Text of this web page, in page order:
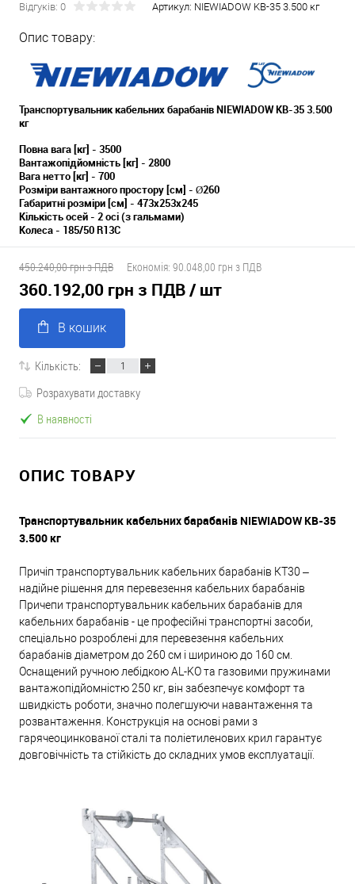
Відгуків: 0 Артикул: NIEWIADOW KB-35 3.500 кг
Опис товару:
Транспортувальник кабельних барабанів NIEWIADOW KB-35 3.500
кг
Повна вага [кг] - 3500
Вантажопідйомність [кг] - 2800
Вага нетто [кг] - 700
Розміри вантажного простору [см] - Ø260
Габаритні розміри [см] - 473x253x245
Кількість осей - 2 осі (з гальмами)
Колеса - 185/50 R13C
450.240,00 грн з ПДВ Економія: 90.048,00 грн з ПДВ
360.192,00 грн з ПДВ/ шт
В кошик
Кількість:
Розрахувати доставку
В наявності
ОПИС ТОВАРУ
Транспортувальник кабельних барабанів NIEWIADOW KB-35
3.500 кг
Причіп транспортувальник кабельних барабанів КТ30 –
надійне рішення для перевезення кабельних барабанів
Причепи транспортувальник кабельних барабанів для
кабельних барабанів - це професійні транспортні засоби,
спеціально розроблені для перевезення кабельних
барабанів діаметром до 260 см і шириною до 160 см.
Оснащений ручною лебідкою AL-KO та газовими пружинами
вантажопідйомністю 250 кг, він забезпечує комфорт та
швидкість роботи, значно полегшуючи навантаження та
розвантаження. Конструкція на основі рами з
гарячеоцинкованої сталі та поліетиленових крил гарантує
довговічність та стійкість до складних умов експлуатації.